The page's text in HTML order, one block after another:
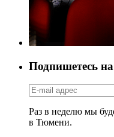
Подпишетесь
Раз в неделю мы
в Тюмени.